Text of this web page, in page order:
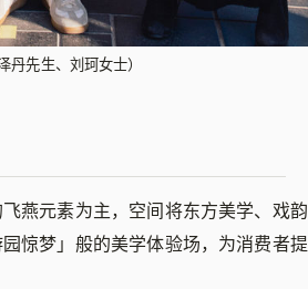
丹先生、刘珂女士）
燕元素为主，空间将东方美学、戏韵
惊梦」般的美学体验场，为消费者提